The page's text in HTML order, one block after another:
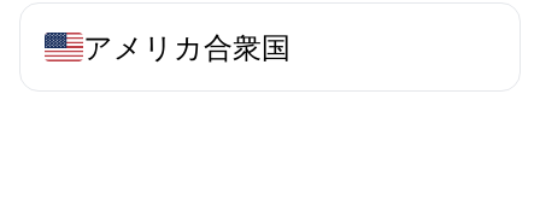
アメリカ合衆国